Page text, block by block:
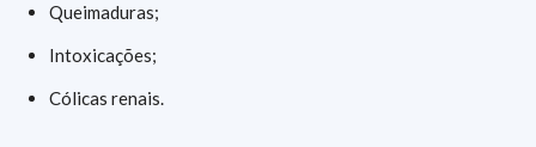
Queimaduras;
Intoxicações;
Cólicas renais.